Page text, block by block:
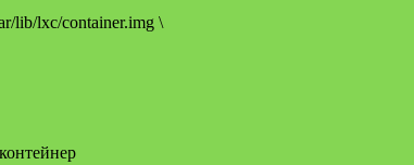
lib/lxc/container.img \